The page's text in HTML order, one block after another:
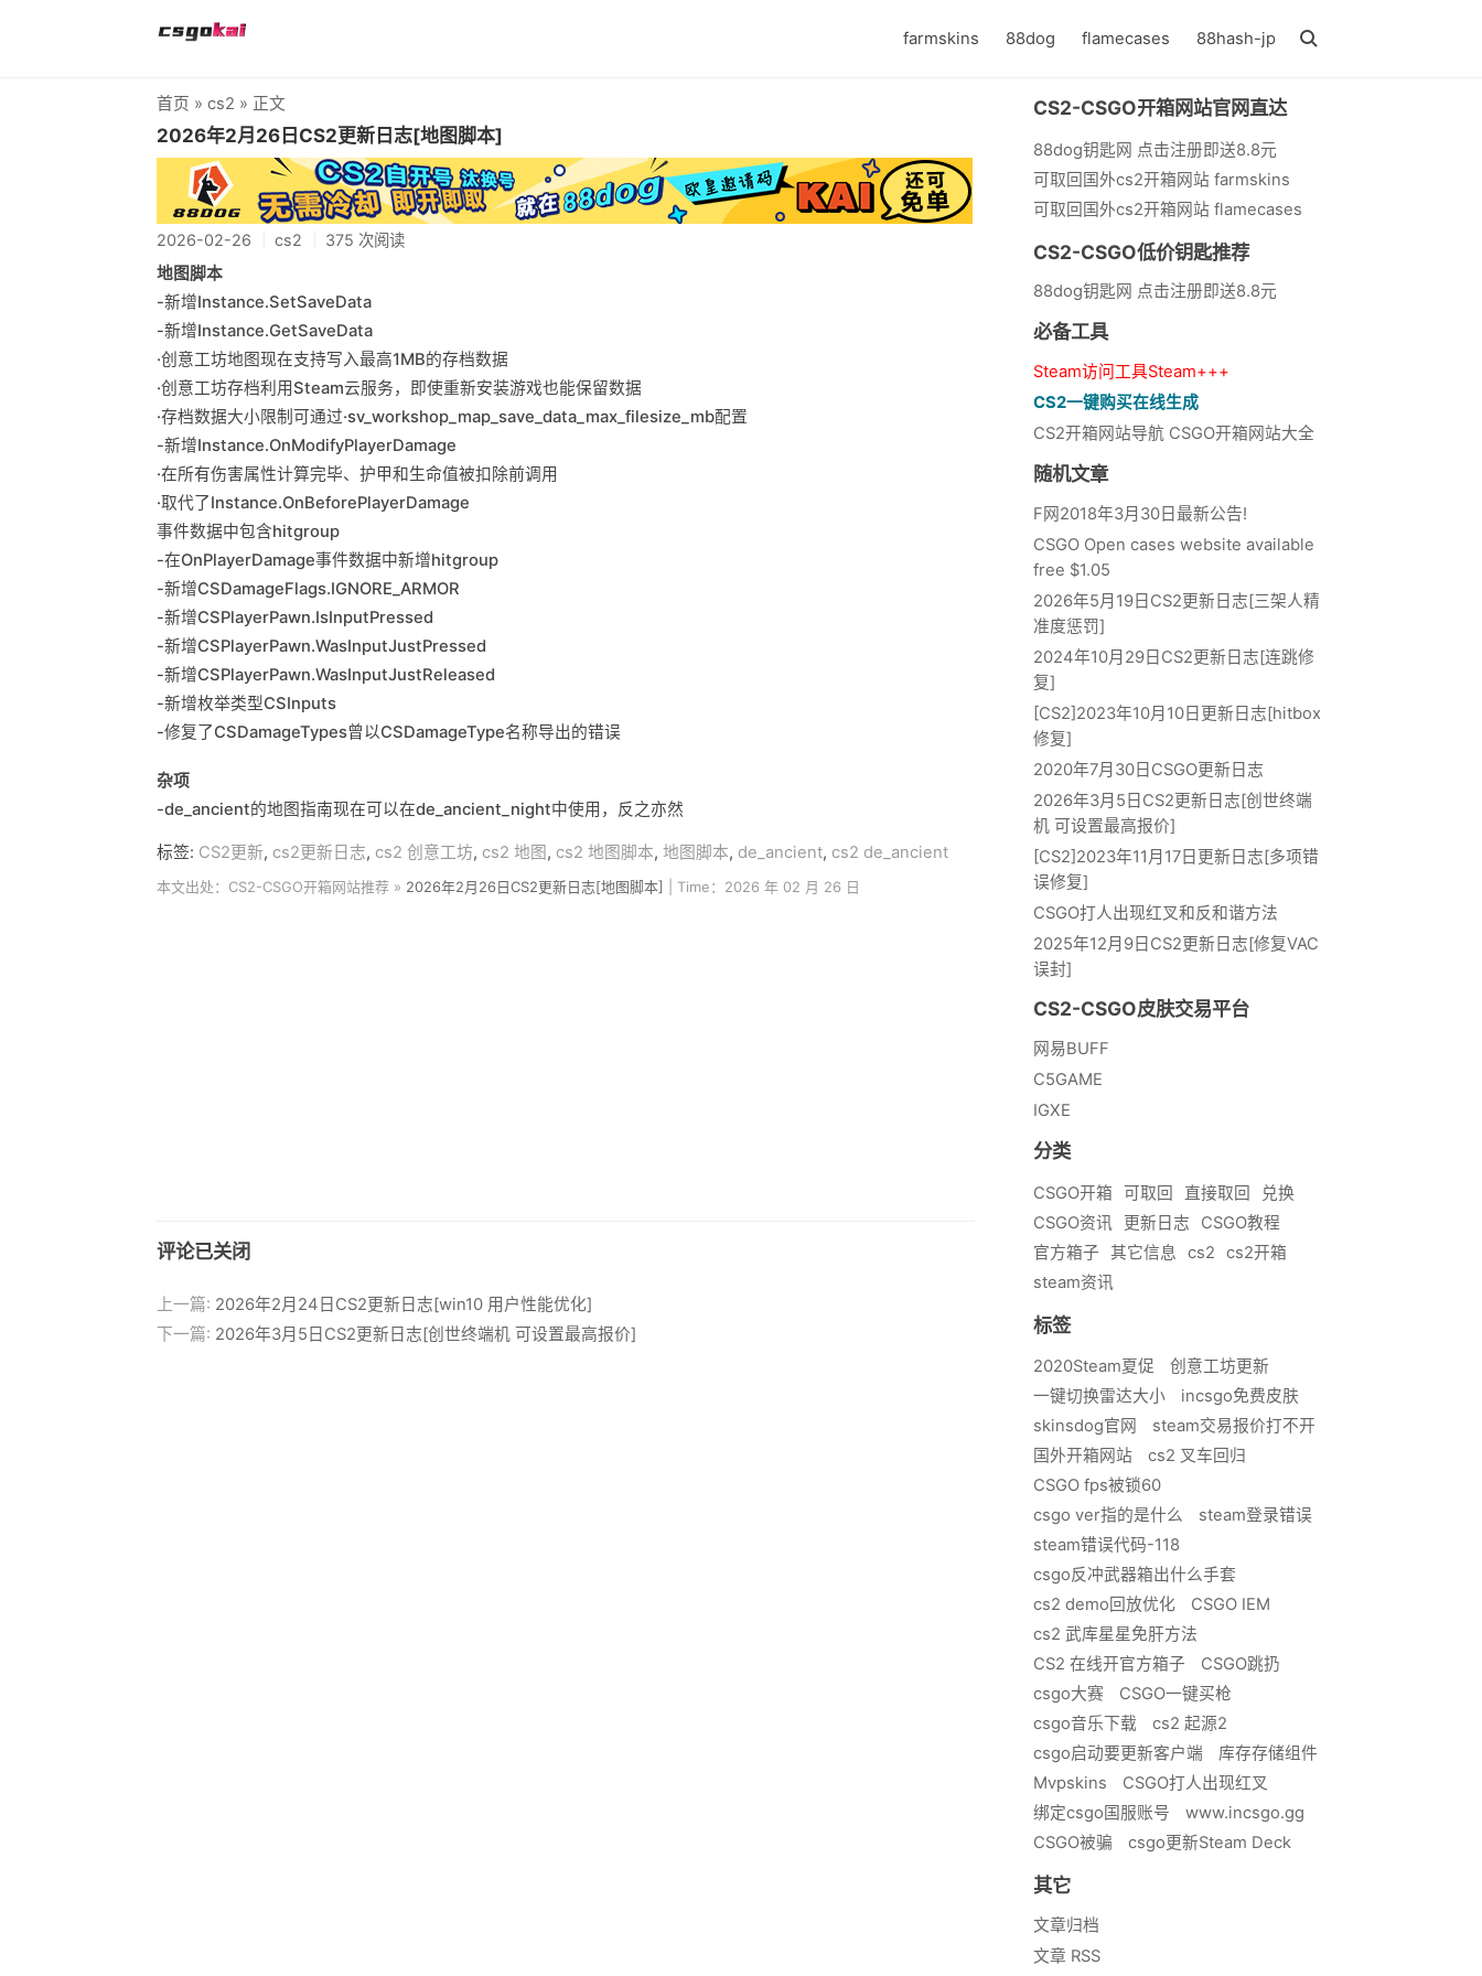
farmskins 88dog flamecases 88hash-jp
首页 » cs2 » 正文
2026年2月26日CS2更新日志[地图脚本]
2026-02-26 cs2 375 次阅读
地图脚本
-新增Instance.SetSaveData
-新增Instance.GetSaveData
·创意工坊地图现在支持写入最高1MB的存档数据
·创意工坊存档利用Steam云服务，即使重新安装游戏也能保留数据
·存档数据大小限制可通过·sv_workshop_map_save_data_max_filesize_mb配置
-新增Instance.OnModifyPlayerDamage
·在所有伤害属性计算完毕、护甲和生命值被扣除前调用
·取代了Instance.OnBeforePlayerDamage
事件数据中包含hitgroup
-在OnPlayerDamage事件数据中新增hitgroup
-新增CSDamageFlags.IGNORE_ARMOR
-新增CSPlayerPawn.IsInputPressed
-新增CSPlayerPawn.WasInputJustPressed
-新增CSPlayerPawn.WasInputJustReleased
-新增枚举类型CSInputs
-修复了CSDamageTypes曾以CSDamageType名称导出的错误
杂项
-de_ancient的地图指南现在可以在de_ancient_night中使用，反之亦然
标签: CS2更新, cs2更新日志, cs2 创意工坊, cs2 地图, cs2 地图脚本, 地图脚本, de_ancient, cs2 de_ancient
本文出处：CS2-CSGO开箱网站推荐 » 2026年2月26日CS2更新日志[地图脚本] | Time：2026 年 02 月 26 日
评论已关闭
上一篇: 2026年2月24日CS2更新日志[win10 用户性能优化]
下一篇: 2026年3月5日CS2更新日志[创世终端机 可设置最高报价]
CS2-CSGO开箱网站官网直达
88dog钥匙网 点击注册即送8.8元
可取回国外cs2开箱网站 farmskins
可取回国外cs2开箱网站 flamecases
CS2-CSGO低价钥匙推荐
88dog钥匙网 点击注册即送8.8元
必备工具
Steam访问工具Steam+++
CS2一键购买在线生成
CS2开箱网站导航 CSGO开箱网站大全
随机文章
F网2018年3月30日最新公告!
CSGO Open cases website available
free $1.05
2026年5月19日CS2更新日志[三架人精
准度惩罚]
2024年10月29日CS2更新日志[连跳修
复]
[CS2]2023年10月10日更新日志[hitbox
修复]
2020年7月30日CSGO更新日志
2026年3月5日CS2更新日志[创世终端
机 可设置最高报价]
[CS2]2023年11月17日更新日志[多项错
误修复]
CSGO打人出现红叉和反和谐方法
2025年12月9日CS2更新日志[修复VAC
误封]
CS2-CSGO皮肤交易平台
网易BUFF
C5GAME
IGXE
分类
CSGO开箱 可取回 直接取回
兑换
CSGO资讯
更新日志
CSGO教程
官方箱子
其它信息 cs2
cs2开箱
steam资讯
标签
2020Steam夏促
创意工坊更新
一键切换雷达大小
incsgo免费皮肤
skinsdog官网
steam交易报价打不开
国外开箱网站
cs2 叉车回归
CSGO fps被锁60
csgo ver指的是什么
steam登录错误
steam错误代码-118
csgo反冲武器箱出什么手套
cs2 demo回放优化
CSGO IEM
cs2 武库星星免肝方法
CS2 在线开官方箱子
CSGO跳扔
csgo大赛
CSGO一键买枪
csgo音乐下载
cs2 起源2
csgo启动要更新客户端
库存存储组件
Mvpskins
CSGO打人出现红叉
绑定csgo国服账号
www.incsgo.gg
CSGO被骗
csgo更新Steam Deck
其它
文章归档
文章 RSS